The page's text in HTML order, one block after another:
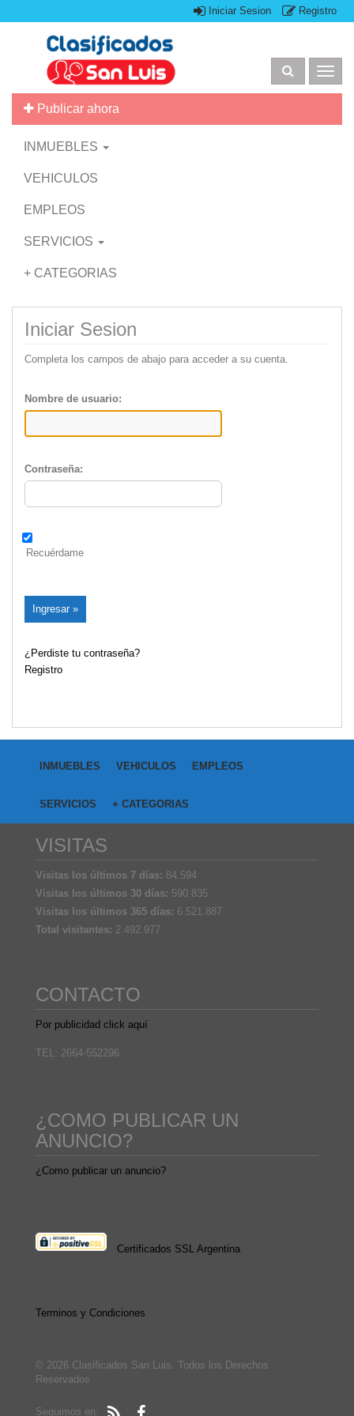
Iniciar Sesion Registro
Publicar ahora
INMUEBLES
VEHICULOS
EMPLEOS
SERVICIOS
+ CATEGORIAS
Iniciar Sesion
Completa los campos de abajo para acceder a su cuenta.
Nombre de usuario:
Contraseña:
Recuérdame
¿Perdiste tu contraseña?
Registro
INMUEBLES VEHICULOS EMPLEOS
SERVICIOS + CATEGORIAS
VISITAS
Visitas los últimos 7 días: 84.594
Visitas los últimos 30 días: 590.835
Visitas los últimos 365 días: 6.521.887
Total visitantes: 2.492.977
CONTACTO
Por publicidad click aquí
TEL: 2664-552296
¿COMO PUBLICAR UN
ANUNCIO?
¿Como publicar un anuncio?
Certificados SSL Argentina
Terminos y Condiciones
© 2026 Clasificados San Luis. Todos los Derechos
Reservados
Seguimos en: